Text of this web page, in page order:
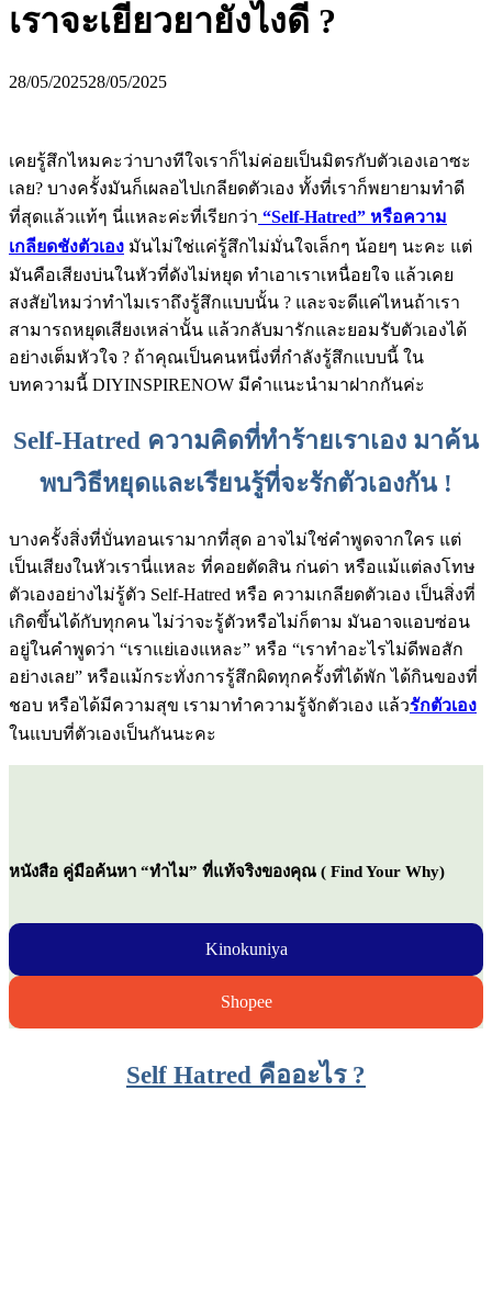
เราจะเยียวยายังไงดี ?
28/05/202528/05/2025
เคยรู้สึกไหมคะว่าบางทีใจเราก็ไม่ค่อยเป็นมิตรกับตัวเองเอาซะ
เลย? บางครั้งมันก็เผลอไปเกลียดตัวเอง ทั้งที่เราก็พยายามทำดี
ที่สุดแล้วแท้ๆ นี่แหละค่ะที่เรียกว่า “Self-Hatred” หรือความ
เกลียดชังตัวเอง มันไม่ใช่แค่รู้สึกไม่มั่นใจเล็กๆ น้อยๆ นะคะ แต่
มันคือเสียงบ่นในหัวที่ดังไม่หยุด ทำเอาเราเหนื่อยใจ แล้วเคย
สงสัยไหมว่าทำไมเราถึงรู้สึกแบบนั้น ? และจะดีแค่ไหนถ้าเรา
สามารถหยุดเสียงเหล่านั้น แล้วกลับมารักและยอมรับตัวเองได้
อย่างเต็มหัวใจ ? ถ้าคุณเป็นคนหนึ่งที่กำลังรู้สึกแบบนี้ ใน
บทความนี้ DIYINSPIRENOW มีคำแนะนำมาฝากกันค่ะ
Self-Hatred ความคิดที่ทำร้ายเราเอง มาค้น
พบวิธีหยุดและเรียนรู้ที่จะรักตัวเองกัน !
บางครั้งสิ่งที่บั่นทอนเรามากที่สุด อาจไม่ใช่คำพูดจากใคร แต่
เป็นเสียงในหัวเรานี่แหละ ที่คอยตัดสิน ก่นด่า หรือแม้แต่ลงโทษ
ตัวเองอย่างไม่รู้ตัว Self-Hatred หรือ ความเกลียดตัวเอง เป็นสิ่งที่
เกิดขึ้นได้กับทุกคน ไม่ว่าจะรู้ตัวหรือไม่ก็ตาม มันอาจแอบซ่อน
อยู่ในคำพูดว่า “เราแย่เองแหละ” หรือ “เราทำอะไรไม่ดีพอสัก
อย่างเลย” หรือแม้กระทั่งการรู้สึกผิดทุกครั้งที่ได้พัก ได้กินของที่
ชอบ หรือได้มีความสุข เรามาทำความรู้จักตัวเอง แล้วรักตัวเอง
ในแบบที่ตัวเองเป็นกันนะคะ
หนังสือ คู่มือค้นหา “ทำไม” ที่แท้จริงของคุณ ( Find Your Why)
Kinokuniya
Shopee
Self Hatred คืออะไร ?